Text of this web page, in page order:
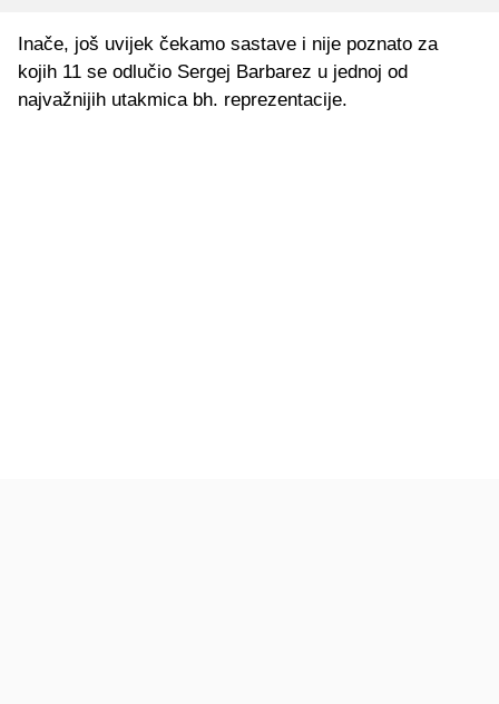
Inače, još uvijek čekamo sastave i nije poznato za
kojih 11 se odlučio Sergej Barbarez u jednoj od
najvažnijih utakmica bh. reprezentacije.